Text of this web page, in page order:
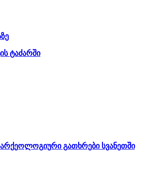
ტაძარში
არქეოლოგიური გათხრები სვანეთში